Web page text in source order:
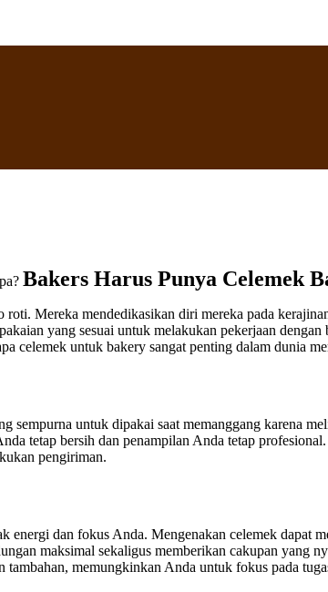
Bakers Harus Punya Celemek
Mereka mendedikasikan diri mereka pada
yang sesuai untuk melakukan pekerjaan
celemek untuk bakery sangat penting dalam dunia
sempurna untuk dipakai saat memanggang karena
tetap bersih dan penampilan Anda tetap
pengiriman.
dan fokus Anda. Mengenakan celemek dapat
maksimal sekaligus memberikan cakupan yang
memungkinkan Anda untuk fokus pada